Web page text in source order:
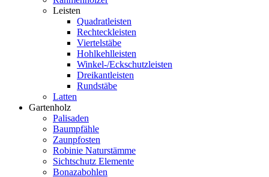
Leisten
Quadratleisten
Rechteckleisten
Viertelstäbe
Hohlkehlleisten
Winkel-/Eckschutzleisten
Dreikantleisten
Rundstäbe
Latten
Gartenholz
Palisaden
Baumpfähle
Zaunpfosten
Robinie Naturstämme
Sichtschutz Elemente
Bonazabohlen